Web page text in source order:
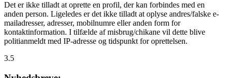
Det er ikke tilladt at oprette en profil, der kan forbindes med en
anden person. Ligeledes er det ikke tilladt at oplyse andres/falske e-
mailadresser, adresser, mobilnumre eller anden form for
kontaktinformation. I tilfælde af misbrug/chikane vil dette blive
politianmeldt med IP-adresse og tidspunkt for oprettelsen.
3.5